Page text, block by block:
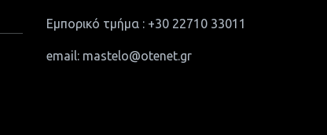
Εμπορικό τμήμα : +30 22710 33011
email: mastelo@otenet.gr